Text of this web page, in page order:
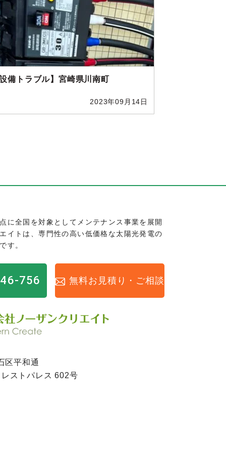
備トラブル】宮崎県川南町
2023年09月14日
に全国を対象としてメンテナンス事業を展開
イトは、専門性の高い低価格な太陽光発電の
す。
756 無料お見積り・ご相談
区平和通
ストパレス 602号